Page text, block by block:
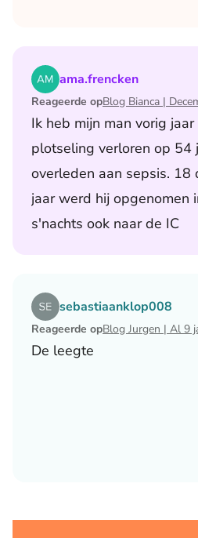
ama.frencken
Reageerde op
Ik heb mijn man vorig
plotseling verloren op 54
overleden aan sepsis. 18
jaar werd hij opgenomen
s'nachts ook naar de IC
Lees het artikel Blog Bianca
sebastiaanklop008
Reageerde op
De leegte
Lees het artikel Blog Jurgen